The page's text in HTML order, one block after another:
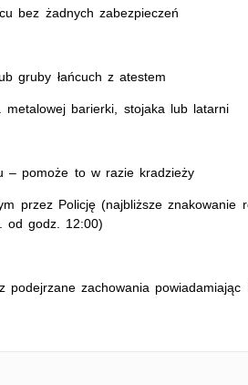
bez żadnych zabezpieczeń
gruby łańcuch z atestem
metalowej barierki, stojaka lub latarni
– pomoże to w razie kradzieży
przez Policję (najbliższe znakowanie
od godz. 12:00)
zachowania powiadamiając